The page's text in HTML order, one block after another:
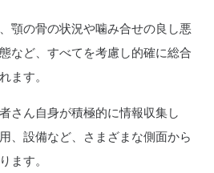
顎の骨の状況や噛み合せの良し悪
など、すべてを考慮し的確に総合
ます。
さん自身が積極的に情報収集し
、設備など、さまざまな側面から
ます。